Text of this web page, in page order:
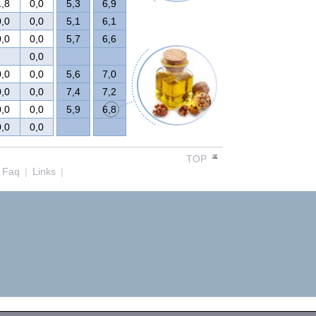
0,0 5,3 6,9
0,0 5,1 6,1
0,0 5,7 6,6
0,0
0,0 5,6 7,0
0,0 7,4 7,2
0,0 5,9 6,8
0,0
TOP
Faq | Links |